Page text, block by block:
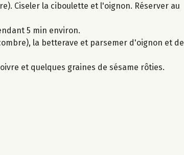
Ciseler la ciboulette et l'oignon. Réserver au
5 min environ.
la betterave et parsemer d'oignon et de
et quelques graines de sésame rôties.